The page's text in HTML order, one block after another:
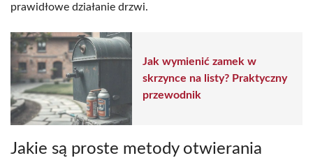
prawidłowe działanie drzwi.
Jak wymienić zamek w
skrzynce na listy? Praktyczny
przewodnik
Jakie są proste metody otwierania